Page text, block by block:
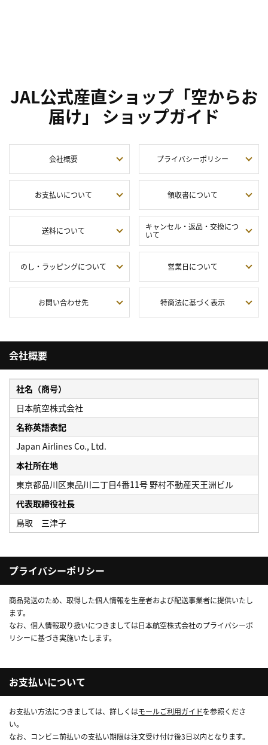
JAL公式産直ショップ「空からお
届け」 ショップガイド
会社概要 プライバシーポリシー
お支払いについて 領収書について
送料について
キャンセル・返品・交換につ
いて
のし・ラッピングについて 営業日について
お問い合わせ先 特商法に基づく表示
会社概要
社名（商号）
日本航空株式会社
名称英語表記
Japan Airlines Co., Ltd.
本社所在地
東京都品川区東品川二丁目4番11号 野村不動産天王洲ビル
代表取締役社長
鳥取 三津子
プライバシーポリシー
商品発送のため、取得した個人情報を生産者および配送事業者に提供いたし
ます。
なお、個人情報取り扱いにつきましては日本航空株式会社のプライバシーポ
リシーに基づき実施いたします。
お支払いについて
お支払い方法につきましては、詳しくはモールご利用ガイドを参照くださ
い。
なお、コンビニ前払いの支払い期限は注文受け付け後3日以内となります。